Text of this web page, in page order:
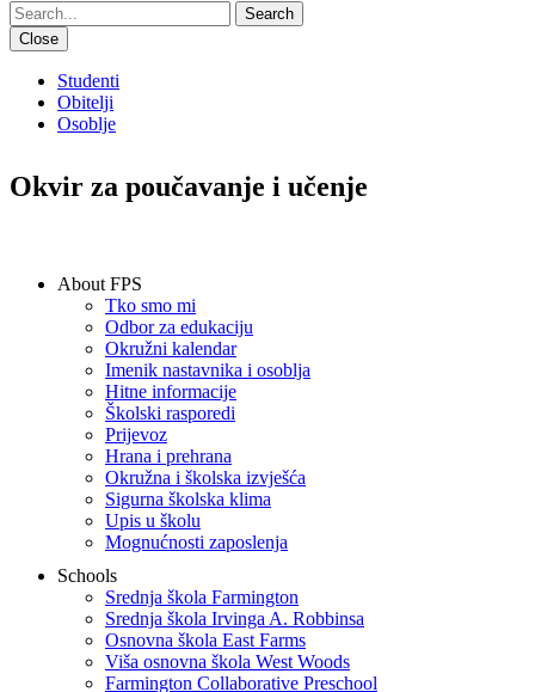
Search
Close
Studenti
Obitelji
Osoblje
Okvir za poučavanje i učenje
About FPS
Tko smo mi
Odbor za edukaciju
Okružni kalendar
Imenik nastavnika i osoblja
Hitne informacije
Školski rasporedi
Prijevoz
Hrana i prehrana
Okružna i školska izvješća
Sigurna školska klima
Upis u školu
Mognućnosti zaposlenja
Schools
Srednja škola Farmington
Srednja škola Irvinga A. Robbinsa
Osnovna škola East Farms
Viša osnovna škola West Woods
Farmington Collaborative Preschool